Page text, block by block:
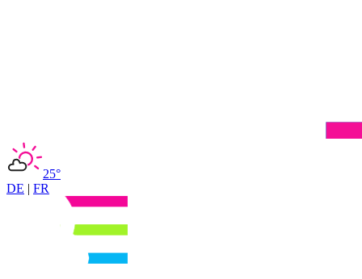
25°
DE | FR